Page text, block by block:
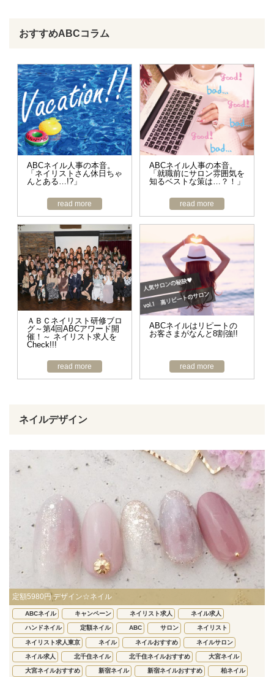
おすすめABCコラム
ABCネイル人事の本音。
「ネイリストさん休日ちゃ
んとある…!?」
read more
ABCネイル人事の本音。
「就職前にサロン雰囲気を
知るベストな策は…？！」
read more
ＡＢＣネイリスト研修ブロ
グ～第4回ABCアワード開
催！～ ネイリスト求人を
Check!!!
read more
ABCネイルはリピートの
お客さまがなんと8割強!!
read more
ネイルデザイン
定額5980円 デザイン☆ネイル
ABCネイル キャンペーン ネイリスト求人 ネイル求人
ハンドネイル 定額ネイル ABC サロン ネイリスト
ネイリスト求人東京 ネイル ネイルおすすめ ネイルサロン
ネイル求人 北千住ネイル 北千住ネイルおすすめ 大宮ネイル
大宮ネイルおすすめ 新宿ネイル 新宿ネイルおすすめ 柏ネイル